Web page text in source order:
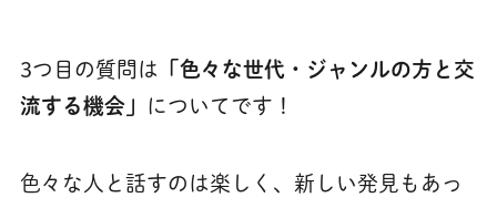
3つ目の質問は
「色々な世代・ジャンルの方と交
流する機会」
についてです！
色々な人と話すのは楽しく、新しい発見もあっ